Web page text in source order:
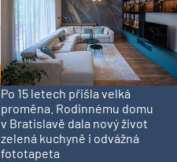
Po 15 letech přišla velká
proměna. Rodinnému domu
v Bratislavě dala nový život
zelená kuchyně i odvážná
fototapeta